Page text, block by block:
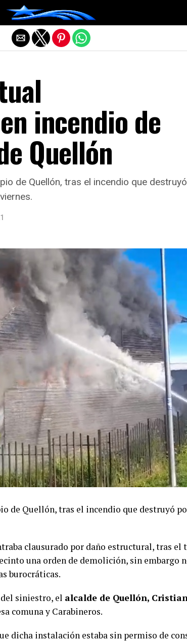
incendio de
Quellón
de Quellón, tras el incendio que
de Quellón, tras el incendio que destruyó
clausurado por daño estructural, tras el
una orden de demolición, sin embargo
burocráticas.
siniestro, el alcalde de Quellón,
comuna y Carabineros.
dicha instalación estaba sin permiso de
Salir de la versión móvil